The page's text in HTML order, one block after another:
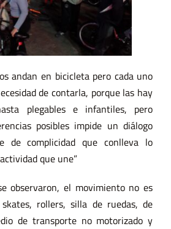
andan en bicicleta pero cada uno
de contarla, porque las hay
plegables e infantiles, pero
posibles impide un diálogo
de complicidad que conlleva lo
que une”
observaron, el movimiento no es
rollers, silla de ruedas, de
de transporte no motorizado y